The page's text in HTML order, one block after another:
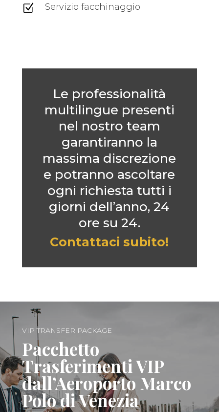
Z Servizio facchinaggio
Le professionalità
multilingue presenti
nel nostro team
garantiranno la
massima discrezione
e potranno ascoltare
ogni richiesta tutti i
giorni dell’anno, 24
ore su 24.
Contattaci subito!
VIP TRANSFER PACKAGE
Pacchetto
Trasferimenti VIP
dall’Aeroporto Marco
Polo di Venezia